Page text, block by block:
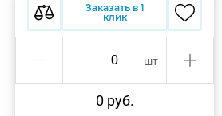
Заказать в 1
клик
шт
0 руб.